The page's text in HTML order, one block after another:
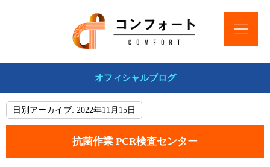
オフィシャルブログ
日別アーカイブ: 2022年11月15日
抗菌作業 PCR検査センター